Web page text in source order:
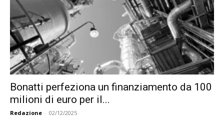
Bonatti perfeziona un finanziamento da 100
milioni di euro per il...
Redazione - 02/12/2025